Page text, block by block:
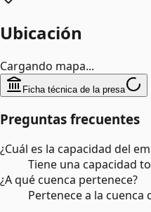
Ubicación
Cargando mapa...
Ficha técnica de la presa
Preguntas frecuentes
¿Cuál es la capacidad del
Tiene una capacidad
¿A qué cuenca pertenece?
Pertenece a la cuenca